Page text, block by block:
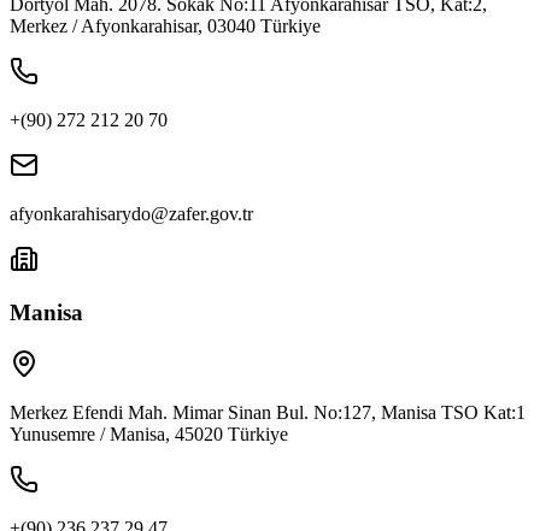
Merkez / Afyonkarahisar, 03040 Türkiye
+(90) 272 212 20 70
afyonkarahisarydo@zafer.gov.tr
Manisa
Merkez Efendi Mah. Mimar Sinan Bul. No:127, Manisa TSO Kat:1
Yunusemre / Manisa, 45020 Türkiye